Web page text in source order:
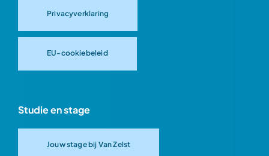
Privacyverklaring
EU-cookiebeleid
Studie en stage
Jouw stage bij Van Zelst